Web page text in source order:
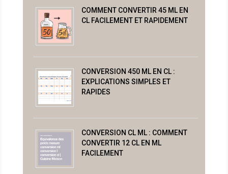
COMMENT CONVERTIR 45 ML EN
CL FACILEMENT ET RAPIDEMENT
CONVERSION 450 ML EN CL :
EXPLICATIONS SIMPLES ET
RAPIDES
CONVERSION CL ML : COMMENT
CONVERTIR 12 CL EN ML
FACILEMENT